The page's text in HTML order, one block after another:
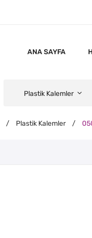
ANA SAYFA
Plastik Kalemler
/ Plastik Kalemler /